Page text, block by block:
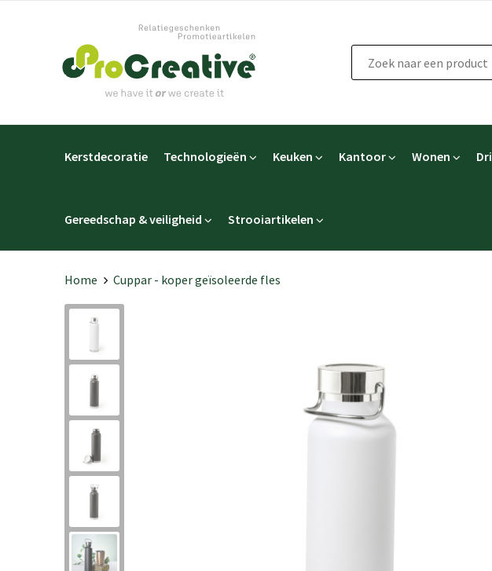
Kerstdecoratie Technologieën Keuken Kantoor Wonen
Gereedschap & veiligheid Strooiartikelen
Home Cuppar - koper geïsoleerde fles